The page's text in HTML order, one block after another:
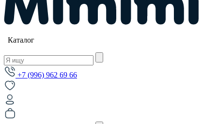
Каталог
+7 (996) 962 69 66